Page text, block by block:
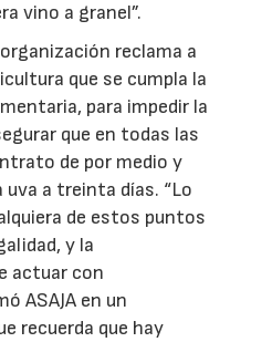
vino a granel”.
reclama a
que se cumpla la
para impedir la
que en todas las
de por medio y
uva a treinta días. “Lo
de estos puntos
y la
actuar con
ASAJA en un
recuerda que hay